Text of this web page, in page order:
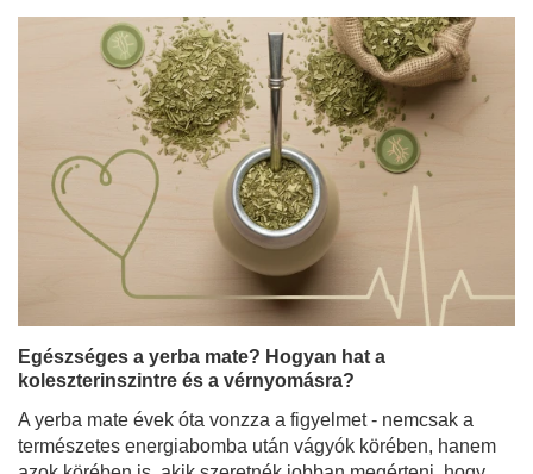
Egészséges a yerba mate? Hogyan hat a
koleszterinszintre és a vérnyomásra?
A yerba mate évek óta vonzza a figyelmet - nemcsak a
természetes energiabomba után vágyók körében, hanem
azok körében is, akik szeretnék jobban megérteni, hogy
a yerba mate egészséges-e, és hogyan befolyásolhatja
érdeklődés a szív egészségében betöltött potenciális
szerepe iránt is - különösen a koleszterinszintre és a
vérnyomásra gyakorolt hatása iránt. Ezért nem meglepő,
hogy az elmúlt években a yerba mate számos
tudományos tanulmány tárgyává vált.